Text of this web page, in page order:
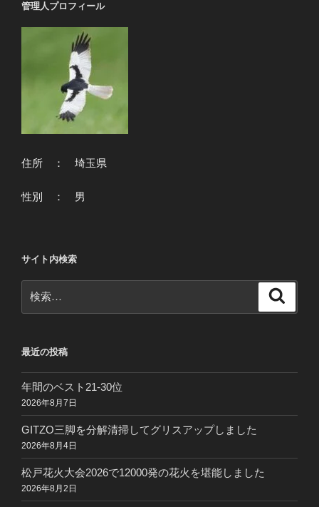
ン
管理人プロフィール
住所 ： 埼玉県
性別 ： 男
サイト内検索
索:
最近の投稿
年間のベスト21-30位
2026年8月7日
GITZO三脚を分解清掃してグリスアップしました
2026年8月4日
松戸花火大会2026で12000発の花火を堪能しました
2026年8月2日